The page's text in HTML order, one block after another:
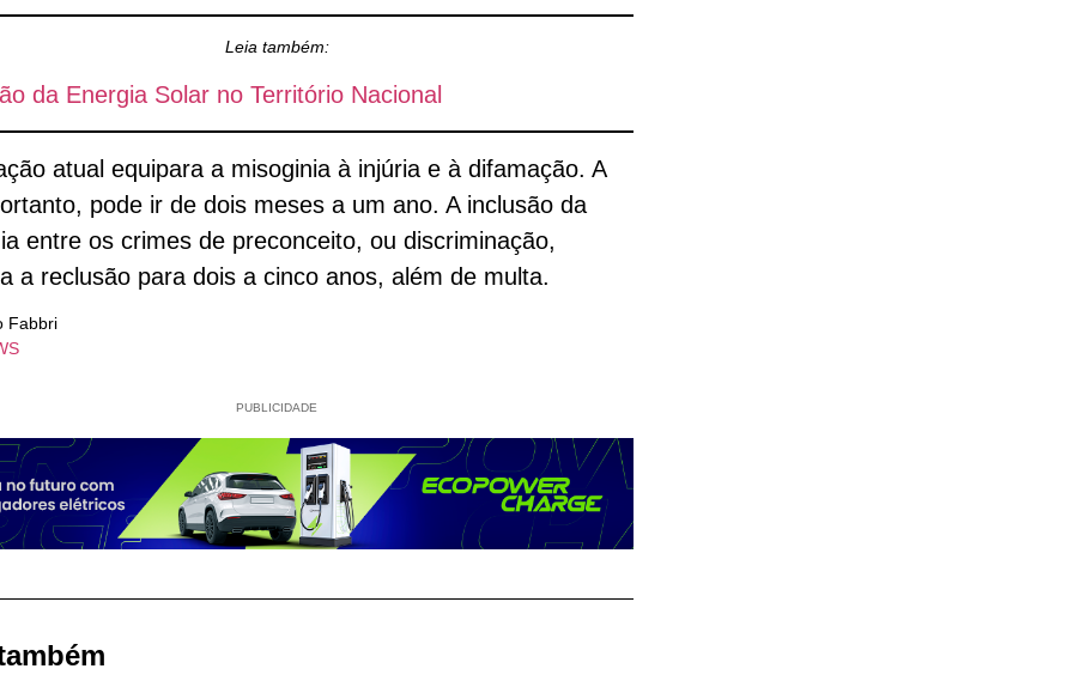
Leia também:
da Energia Solar no Território Nacional
atual equipara a misoginia à injúria e à difamação. A
pode ir de dois meses a um ano. A inclusão da
entre os crimes de preconceito, ou discriminação,
a reclusão para dois a cinco anos, além de multa.
Fabbri
PUBLICIDADE